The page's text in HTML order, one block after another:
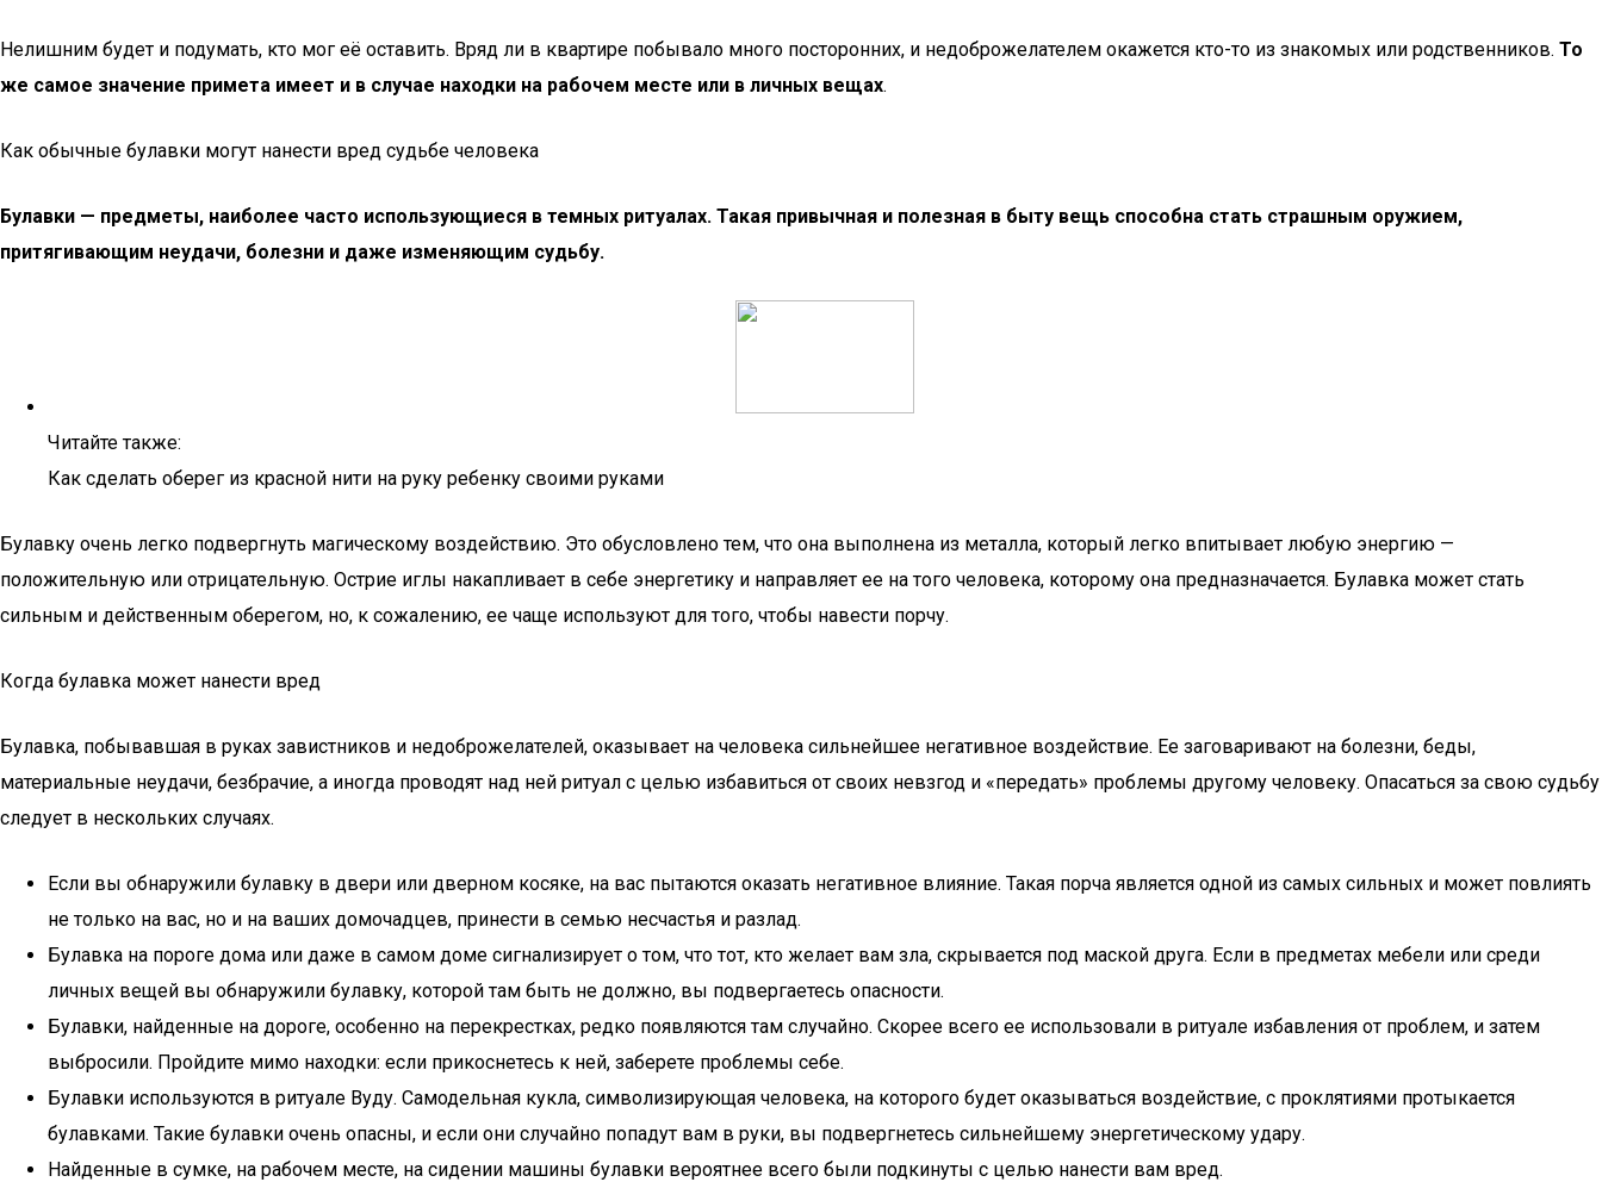
Нелишним будет и подумать, кто мог её оставить. Вряд ли в квартире побывало много посторонних, и недоброжелателем окажется кто-то из знакомых или родственников. То
же самое значение примета имеет и в случае находки на рабочем месте или в личных вещах.
Как обычные булавки могут нанести вред судьбе человека
Булавки — предметы, наиболее часто использующиеся в темных ритуалах. Такая привычная и полезная в быту вещь способна стать страшным оружием,
притягивающим неудачи, болезни и даже изменяющим судьбу.
Читайте также:
Как сделать оберег из красной нити на руку ребенку своими руками
Булавку очень легко подвергнуть магическому воздействию. Это обусловлено тем, что она выполнена из металла, который легко впитывает любую энергию —
положительную или отрицательную. Острие иглы накапливает в себе энергетику и направляет ее на того человека, которому она предназначается. Булавка может стать
сильным и действенным оберегом, но, к сожалению, ее чаще используют для того, чтобы навести порчу.
Когда булавка может нанести вред
Булавка, побывавшая в руках завистников и недоброжелателей, оказывает на человека сильнейшее негативное воздействие. Ее заговаривают на болезни, беды,
материальные неудачи, безбрачие, а иногда проводят над ней ритуал с целью избавиться от своих невзгод и «передать» проблемы другому человеку. Опасаться за свою судьбу
следует в нескольких случаях.
Если вы обнаружили булавку в двери или дверном косяке, на вас пытаются оказать негативное влияние. Такая порча является одной из самых сильных и может повлиять
не только на вас, но и на ваших домочадцев, принести в семью несчастья и разлад.
Булавка на пороге дома или даже в самом доме сигнализирует о том, что тот, кто желает вам зла, скрывается под маской друга. Если в предметах мебели или среди
личных вещей вы обнаружили булавку, которой там быть не должно, вы подвергаетесь опасности.
Булавки, найденные на дороге, особенно на перекрестках, редко появляются там случайно. Скорее всего ее использовали в ритуале избавления от проблем, и затем
выбросили. Пройдите мимо находки: если прикоснетесь к ней, заберете проблемы себе.
Булавки используются в ритуале Вуду. Самодельная кукла, символизирующая человека, на которого будет оказываться воздействие, с проклятиями протыкается
булавками. Такие булавки очень опасны, и если они случайно попадут вам в руки, вы подвергнетесь сильнейшему энергетическому удару.
Найденные в сумке, на рабочем месте, на сидении машины булавки вероятнее всего были подкинуты с целью нанести вам вред.